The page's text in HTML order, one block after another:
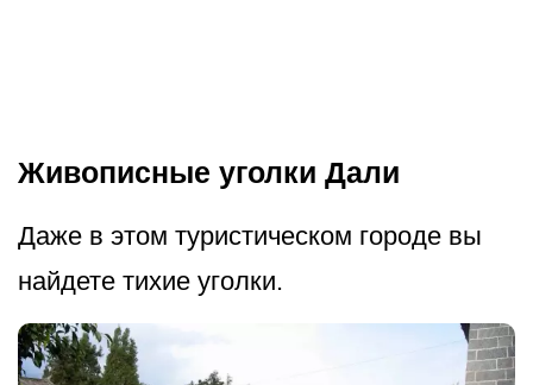
Живописные уголки Дали
Даже в этом туристическом городе вы
найдете тихие уголки.